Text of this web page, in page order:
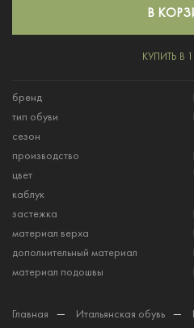
В
КУПИТЬ В
бренд
тип обуви
сезон
производство
цвет
каблук
застежка
материал верха
дополнительный материал
материал подошвы
Главная — Итальянская обувь —